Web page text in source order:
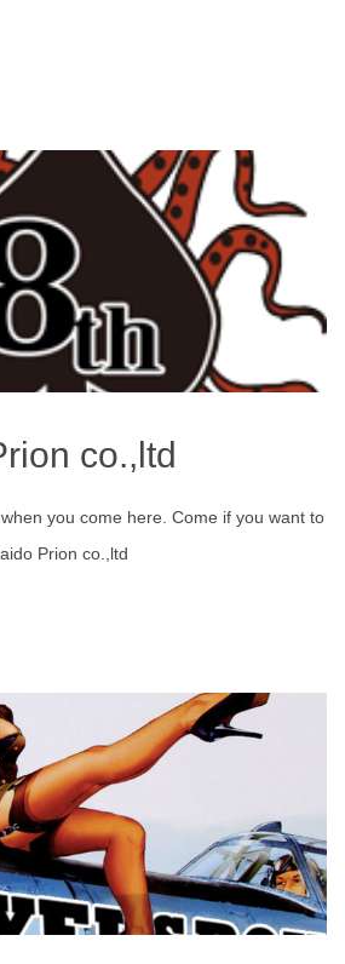
Prion co.,ltd
co.,ltd
you come here. Come if you want to
Prion co.,ltd
イヤーズボックス